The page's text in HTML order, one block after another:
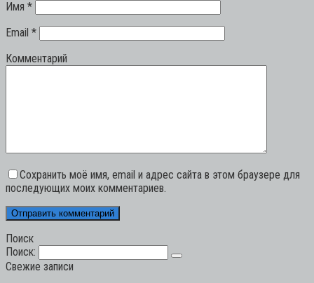
Имя *
Email *
Комментарий
Сохранить моё имя, email и адрес сайта в этом браузере для
последующих моих комментариев.
Поиск
Поиск:
Свежие записи